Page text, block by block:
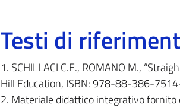
Testi di
1. SCHILLACI C.E., ROMANO M.,
Hill Education, ISBN: 978-88-386-
2. Materiale didattico integrativo fornito